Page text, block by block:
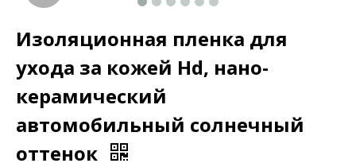
Изоляционная пленка для
ухода за кожей Hd, нано-
керамический
автомобильный солнечный
оттенок